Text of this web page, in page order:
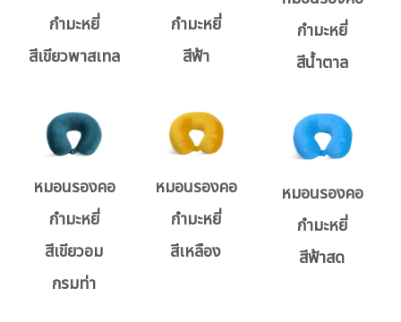
กำมะหยี่
สีเขียวพาสเทล
กำมะหยี่
สีฟ้า
กำมะหยี่
สีน้ำตาล
หมอนรองคอ
กำมะหยี่
สีเขียวอม
กรมท่า
หมอนรองคอ
กำมะหยี่
สีเหลือง
หมอนรองคอ
กำมะหยี่
สีฟ้าสด